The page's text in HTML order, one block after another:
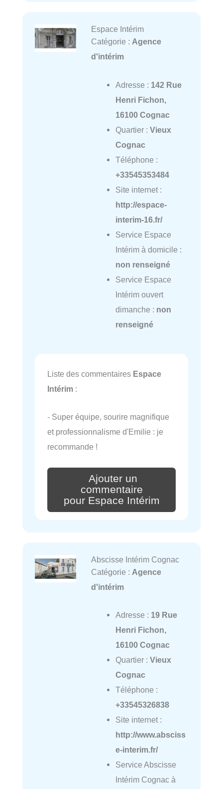
Espace Intérim
Catégorie : Agence
d'intérim
Adresse : 142 Rue
Henri Fichon,
16100 Cognac
Quartier : Vieux
Cognac
Téléphone :
+33545353484
Site internet :
http://espace-
interim-16.fr/
Service Espace
Intérim à domicile :
non renseigné
Service Espace
Intérim ouvert
dimanche : non
renseigné
Liste des commentaires Espace
Intérim :
- Super équipe, sourire magnifique
et professionnalisme d'Emilie : je
recommande !
Ajouter un
commentaire
pour Espace Intérim
Abscisse Intérim Cognac
Catégorie : Agence
d'intérim
Adresse : 19 Rue
Henri Fichon,
16100 Cognac
Quartier : Vieux
Cognac
Téléphone :
+33545326838
Site internet :
http://www.absciss
e-interim.fr/
Service Abscisse
Intérim Cognac à